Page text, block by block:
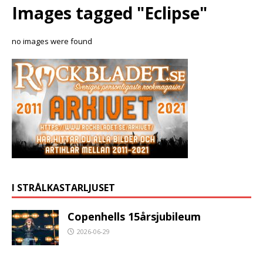
Images tagged "Eclipse"
no images were found
I STRÅLKASTARLJUSET
Copenhells 15årsjubileum
2026-06-29